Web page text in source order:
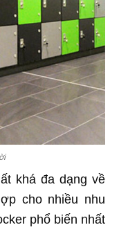
khá đa dạng về
cho nhiều nhu
phổ biến nhất